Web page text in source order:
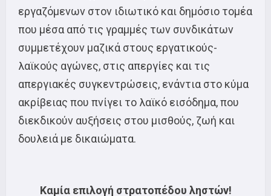
εργαζόμενων στον ιδιωτικό και δημόσιο τομέα
που μέσα από τις γραμμές των συνδικάτων
συμμετέχουν μαζικά στους εργατικούς-
λαϊκούς αγώνες, στις απεργίες και τις
απεργιακές συγκεντρώσεις, ενάντια στο κύμα
ακρίβειας που πνίγει το λαϊκό εισόδημα, που
διεκδικούν αυξήσεις στου μισθούς, ζωή και
δουλειά με δικαιώματα.
Καμία επιλογή στρατοπέδου ληστών!